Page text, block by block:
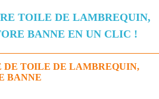
TOILE DE LAMBREQUIN,
BANNE EN UN CLIC !
DE TOILE DE LAMBREQUIN,
BANNE